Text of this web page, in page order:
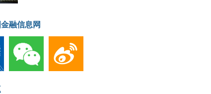
融信息网